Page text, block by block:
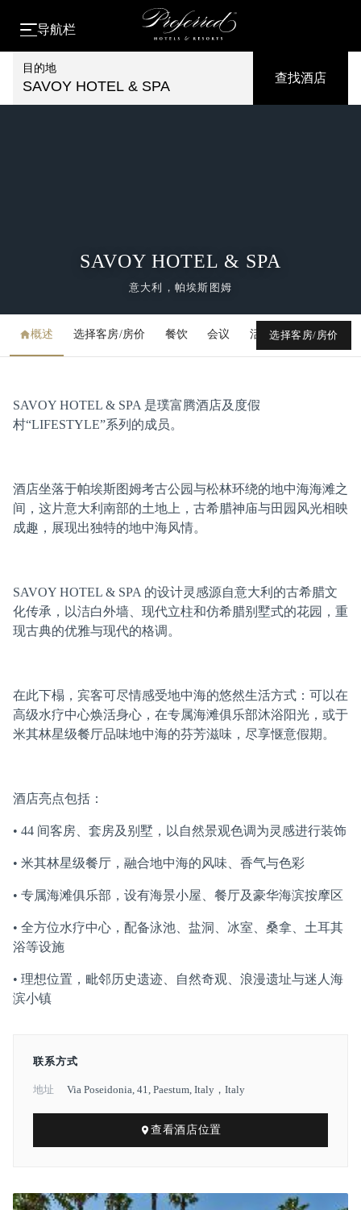
导航栏
目的地
SAVOY HOTEL & SPA
查找酒店
SAVOY HOTEL & SPA
意大利，帕埃斯图姆
概述 选择客房/房价 餐饮 会议 活动 媒体库
选择客房/房价
SAVOY HOTEL & SPA 是璞富腾酒店及度假
村“LIFESTYLE”系列的成员。
酒店坐落于帕埃斯图姆考古公园与松林环绕的地中海海滩之
间，这片意大利南部的土地上，古希腊神庙与田园风光相映
成趣，展现出独特的地中海风情。
SAVOY HOTEL & SPA 的设计灵感源自意大利的古希腊文
化传承，以洁白外墙、现代立柱和仿希腊别墅式的花园，重
现古典的优雅与现代的格调。
在此下榻，宾客可尽情感受地中海的悠然生活方式：可以在
高级水疗中心焕活身心，在专属海滩俱乐部沐浴阳光，或于
米其林星级餐厅品味地中海的芬芳滋味，尽享惬意假期。
酒店亮点包括：
• 44 间客房、套房及别墅，以自然景观色调为灵感进行装饰
• 米其林星级餐厅，融合地中海的风味、香气与色彩
• 专属海滩俱乐部，设有海景小屋、餐厅及豪华海滨按摩区
• 全方位水疗中心，配备泳池、盐洞、冰室、桑拿、土耳其
浴等设施
• 理想位置，毗邻历史遗迹、自然奇观、浪漫遗址与迷人海
滨小镇
联系方式
地址 Via Poseidonia, 41, Paestum, Italy，Italy
查看酒店位置